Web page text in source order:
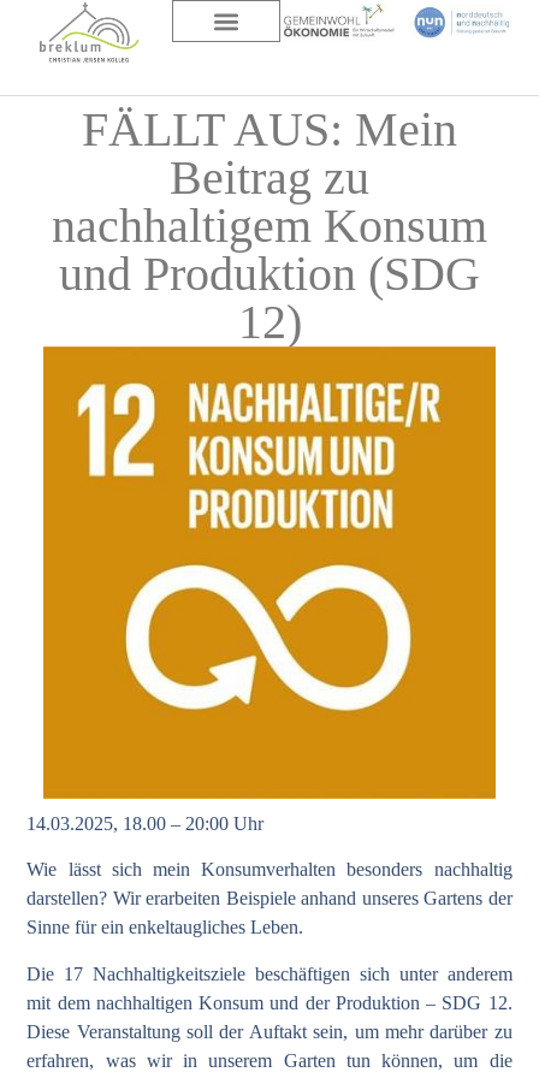
FÄLLT AUS: Mein
Beitrag zu
nachhaltigem Konsum
und Produktion (SDG
12)
14.03.2025, 18.00 – 20:00 Uhr
Wie lässt sich mein Konsumverhalten besonders nachhaltig
darstellen? Wir erarbeiten Beispiele anhand unseres Gartens der
Sinne für ein enkeltaugliches Leben.
Die 17 Nachhaltigkeitsziele beschäftigen sich unter anderem
mit dem nachhaltigen Konsum und der Produktion – SDG 12.
Diese Veranstaltung soll der Auftakt sein, um mehr darüber zu
erfahren, was wir in unserem Garten tun können, um die